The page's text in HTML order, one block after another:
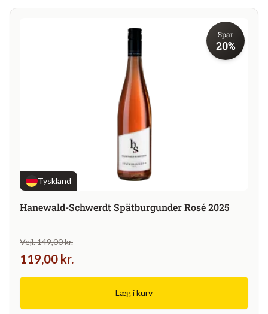
Spar
20%
Tyskland
Hanewald-Schwerdt Spätburgunder Rosé 2025
Vejl. 149,00 kr.
119,00 kr.
Læg i kurv